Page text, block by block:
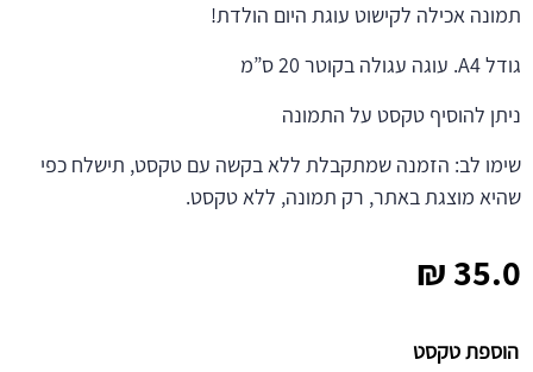
35.0
₪
הוספת טקסט
תמונה אכילה לקישוט עוגת היום הולדת!
גודל A4. עוגה עגולה בקוטר 20 ס”מ
ניתן להוסיף טקסט על התמונה
שימו לב: הזמנה שמתקבלת ללא בקשה עם טקסט, תישלח כפי
שהיא מוצגת באתר, רק תמונה, ללא טקסט.